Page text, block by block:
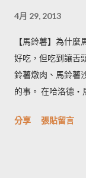
4月 29, 2013
【馬鈴薯】為什
好吃，但吃到讓舌
鈴薯燉肉、馬鈴薯
的事。 在哈洛德‧
房知識！ ◆ 馬鈴薯
分享 張貼留言